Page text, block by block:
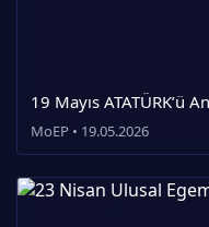
19 Mayıs ATATÜRK’ü
MoEP • 19.05.2026